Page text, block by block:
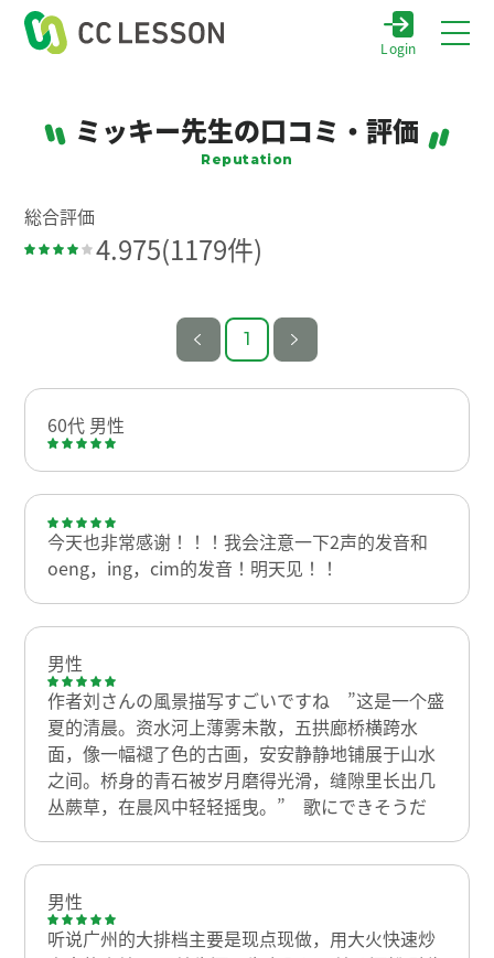
Login
ミッキー先生の口コミ・評価
Reputation
総合評価
4.975(1179件)
1
60代 男性
今天也非常感谢！！！我会注意一下2声的发音和
oeng，ing，cim的发音！明天见！！
男性
作者刘さんの風景描写すごいですね ”这是一个盛
夏的清晨。资水河上薄雾未散，五拱廊桥横跨水
面，像一幅褪了色的古画，安安静静地铺展于山水
之间。桥身的青石被岁月磨得光滑，缝隙里长出几
丛蕨草，在晨风中轻轻摇曳。” 歌にできそうだ
男性
听说广州的大排档主要是现点现做，用大火快速炒